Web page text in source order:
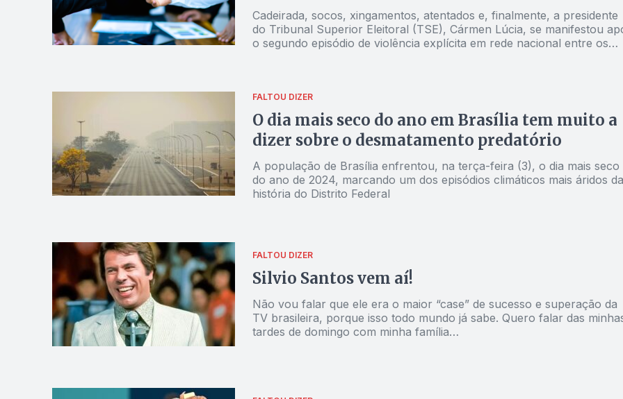
Cadeirada, socos, xingamentos, atentados e, finalmente, a presidente
do Tribunal Superior Eleitoral (TSE), Cármen Lúcia, se manifestou
o segundo episódio de violência explícita em rede nacional entre os
FALTOU DIZER
O dia mais seco do ano em Brasília tem muito a
dizer sobre o desmatamento predatório
A população de Brasília enfrentou, na terça-feira (3), o dia mais seco
do ano de 2024, marcando um dos episódios climáticos mais áridos da
história do Distrito Federal
FALTOU DIZER
Silvio Santos vem aí!
Não vou falar que ele era o maior “case” de sucesso e superação da
TV brasileira, porque isso todo mundo já sabe. Quero falar das
tardes de domingo com minha família…